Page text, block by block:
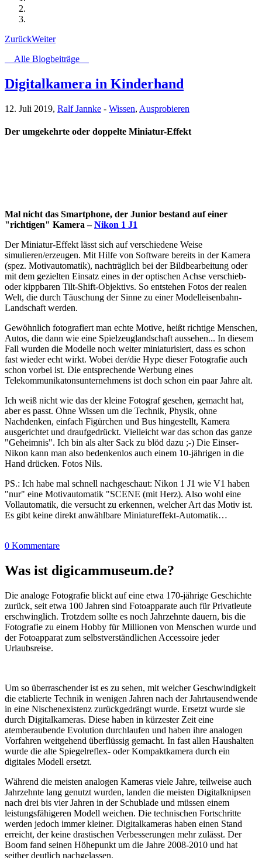
ZurückWeiter
Alle Blogbeiträge
Digitalkamera in Kinderhand
12. Juli 2019, Ralf Jannke - Wissen, Ausprobieren
Der umgekehrte oder doppelte Miniatur-Effekt
Mal nicht das Smartphone, der Junior bestand auf einer
"richtigen" Kamera –Nikon 1 J1
Der Miniatur-Effekt lässt sich auf verschiedene Weise
simulieren/erzeugen. Mit Hilfe von Software bereits in der Kamera
(spez. Motivautomatik), nachträglich bei der Bildbearbeitung oder
mit dem gezielten Einsatz eines in der optischen Achse verschieb-
oder kippbaren Tilt-Shift-Objektivs. So entstehen Fotos der realen
Welt, die durch Täuschung der Sinne zu einer Modelleisenbahn-
Landschaft werden.
Gewöhnlich fotografiert man echte Motive, heißt richtige Menschen,
Autos, die dann wie eine Spielzeuglandschaft aussehen... In diesem
Fall wurden die Modelle noch weiter miniaturisiert, dass es schon
fast wieder echt wirkt. Wobei der/die Hype dieser Fotografie auch
schon vorbei ist. Die entsprechende Werbung eines
Telekommunikatonsunternehmens ist doch schon ein paar Jahre alt.
Ich weiß nicht wie das der kleine Fotograf gesehen, gemacht hat,
aber es passt. Ohne Wissen um die Technik, Physik, ohne
Nachdenken, einfach Figürchen und Bus hingestellt, Kamera
ausgerichtet und draufgedrückt. Vielleicht war das schon das ganze
"Geheimnis". Ich bin als alter Sack zu blöd dazu ;-) Die Einser-
Nikon kann man also bedenkenlos auch einem 10-jährigen in die
Hand drücken. Fotos Nils.
PS.: Ich habe mal schnell nachgeschaut: Nikon 1 J1 wie V1 haben
"nur" eine Motivautomatik "SCENE (mit Herz). Also wohl eine
Vollautomatik, die versucht zu erkennen, welcher Art das Motiv ist.
Es gibt keine direkt anwählbare Miniatureffekt-Automatik…
0 Kommentare
Was ist digicammuseum.de?
Die analoge Fotografie blickt auf eine etwa 170-jährige Geschichte
zurück, seit etwa 100 Jahren sind Fotoapparate auch für Privatleute
erschwinglich. Trotzdem sollte es noch Jahrzehnte dauern, bis die
Fotografie zu einem Hobby für Millionen von Menschen wurde und
der Fotoapparat zum selbstverständlichen Accessoire jeder
Urlaubsreise.
Um so überraschender ist es zu sehen, mit welcher Geschwindigkeit
die etablierte Technik in wenigen Jahren nach der Jahrtausendwende
in eine Nischenexistenz zurückgedrängt wurde. Ersetzt wurde sie
durch Digitalkameras. Diese haben in kürzester Zeit eine
atemberaubende Evolution durchlaufen und haben ihre analogen
Vorfahren weitgehend überflüssig gemacht. In fast allen Haushalten
wurde die alte Spiegelreflex- oder Kompaktkamera durch ein
digitales Modell ersetzt.
Während die meisten analogen Kameras viele Jahre, teilweise auch
Jahrzehnte lang genutzt wurden, landen die meisten Digitalknipsen
nach drei bis vier Jahren in der Schublade und müssen einem
leistungsfähigeren Modell weichen. Die technischen Fortschritte
werden jedoch immer kleiner. Digitalkameras haben einen Stand
erreicht, der keine drastischen Verbesserungen mehr zulässt. Der
Boom fand seinen Höhepunkt um die Jahre 2008-2010 und hat
seither deutlich nachgelassen.